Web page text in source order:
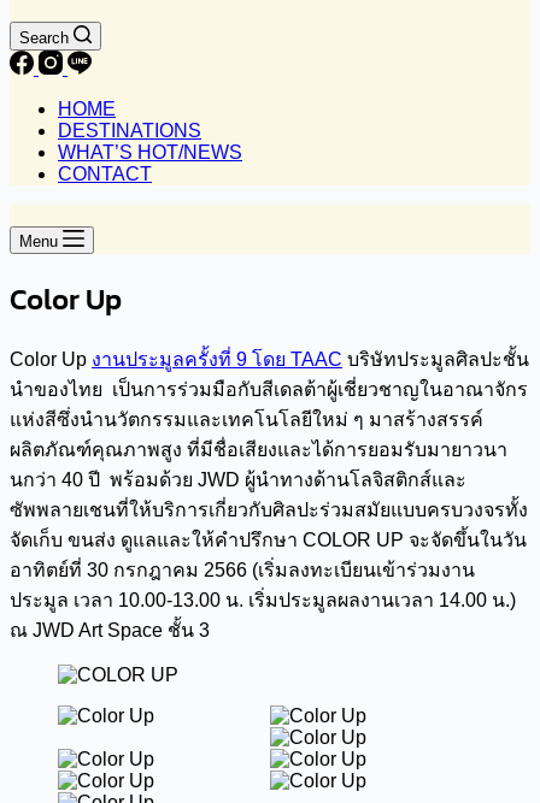
Search
HOME
DESTINATIONS
WHAT’S HOT/NEWS
CONTACT
Menu
Color Up
Color Up งานประมูลครั้งที่ 9 โดย TAAC บริษัทประมูลศิลปะชั้น
นำของไทย เป็นการร่วมมือกับสีเดลต้าผู้เชี่ยวชาญในอาณาจักร
แห่งสีซึ่งนำนวัตกรรมและเทคโนโลยีใหม่ ๆ มาสร้างสรรค์
ผลิตภัณฑ์คุณภาพสูง ที่มีชื่อเสียงและได้การยอมรับมายาวนา
นกว่า 40 ปี พร้อมด้วย JWD ผู้นำทางด้านโลจิสติกส์และ
ซัพพลายเชนที่ให้บริการเกี่ยวกับศิลปะร่วมสมัยแบบครบวงจรทั้ง
จัดเก็บ ขนส่ง ดูแลและให้คำปรึกษา COLOR UP จะจัดขึ้นในวัน
อาทิตย์ที่ 30 กรกฎาคม 2566 (เริ่มลงทะเบียนเข้าร่วมงาน
ประมูล เวลา 10.00-13.00 น. เริ่มประมูลผลงานเวลา 14.00 น.)
ณ JWD Art Space ชั้น 3